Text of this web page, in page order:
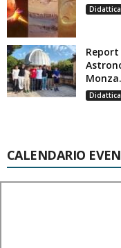
CALENDARIO